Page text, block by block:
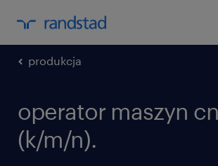
produkcja
operator maszyn
(k/m/n).